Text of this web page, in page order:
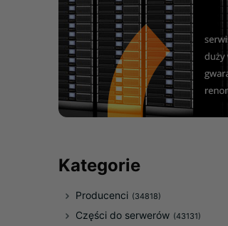
Kategorie
Producenci (34818)
Części do serwerów (43131)